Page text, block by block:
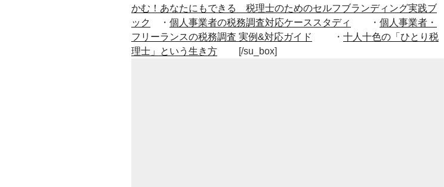
な
ら
ど
こ
かむ！あなたにもできる 税理士のためのセルフブランディング実践ブ
ック
・ 個人事業者の税務調査対応ケーススタディ ・ 個人事業者・
フリーランスの税務調査 実例&対応ガイド
・ 十人十色の「ひとり税
理士」という生き方 [/su_box]